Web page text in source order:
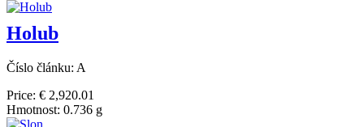
Holub
Číslo článku: A
Price: € 2,920.01
Hmotnost: 0.736 g